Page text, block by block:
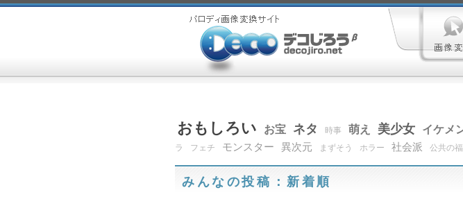
おもしろい お宝 ネタ 時事 萌え 美少女 イケメ
ラ
フェチ モンスター 異次元 まずそう ホラー 社会派 公共の
みんなの投稿：新着順